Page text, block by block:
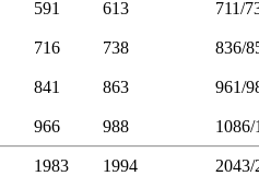
591 613 711/
716 738 836/
841 863 961/
966 988 1086/
1983 1994 2043/